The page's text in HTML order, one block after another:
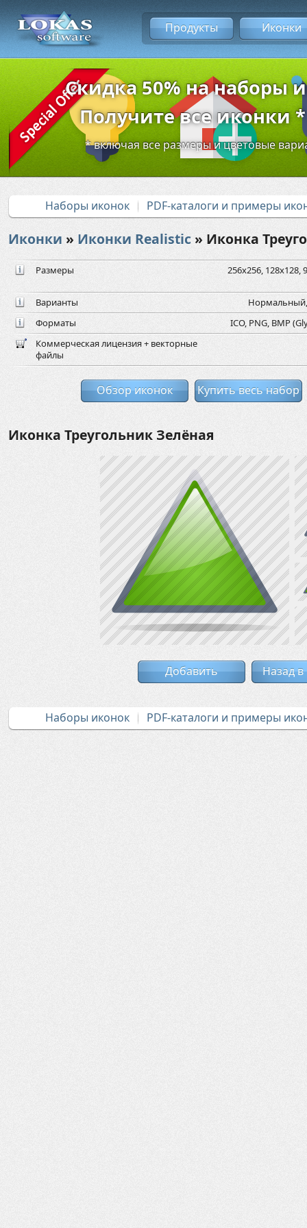
Продукты Иконки
Скидка 50% на наборы
Получите все иконки
* включая все размеры и цветовые
Наборы иконок PDF-каталоги и примеры
Иконки » Иконки Realistic » Иконка
Размеры 256x256, 128x128,
Варианты
Форматы
ICO, PNG, BMP
Коммерческая лицензия + векторные
файлы
Обзор иконок Купить весь набор
Иконка Треугольник Зелёная
Добавить Назад в
Наборы иконок PDF-каталоги и примеры